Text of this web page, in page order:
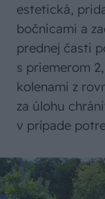
estetická,
bočnicami a
prednej časti
s priemerom
kolenami z
za úlohu
v prípade